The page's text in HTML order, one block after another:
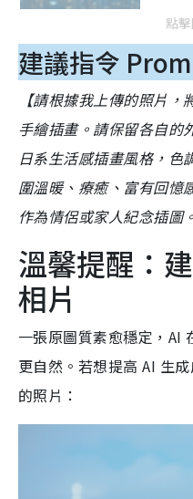
點
建議指令
【請根據我上傳的照片
手繪插畫。請保留各自的
日系生活感插畫風格，色
圍溫暖、療癒、富有回憶
作為情侶或家人紀念插圖
溫馨提醒：
相片
一張原圖質素愈穩定，AI
更自然。若想提高 AI 生
的照片：